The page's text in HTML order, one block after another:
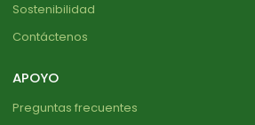
Sostenibilidad
Contáctenos
APOYO
Preguntas frecuentes